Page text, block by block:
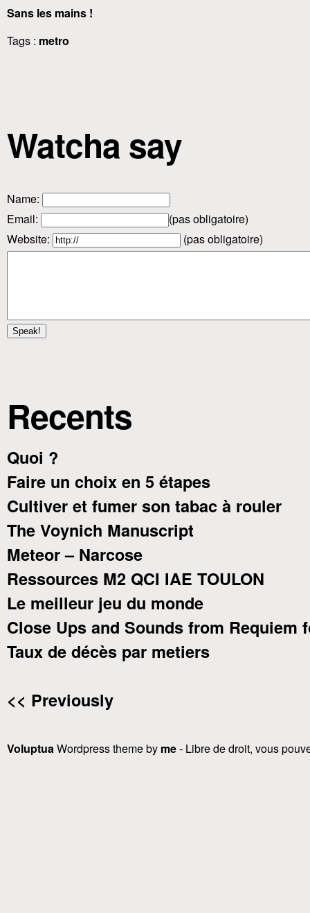
Sans les mains !
Tags : metro
Watcha say
Name:
Email:
(pas obligatoire)
Website:
(pas obligatoire)
Recents
Quoi ?
Faire un choix en 5 étapes
Cultiver et fumer son tabac à rouler
The Voynich Manuscript
Meteor – Narcose
Ressources M2 QCI IAE TOULON
Le meilleur jeu du monde
Close Ups and Sounds from Requiem
Taux de décès par metiers
<< Previously
VoluptuaWordpress theme by me- Libre de droit, vous